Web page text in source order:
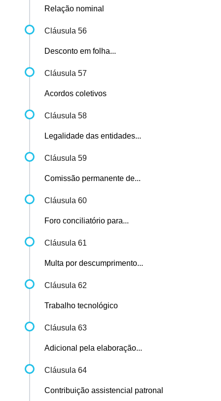
Relação nominal
Cláusula 56
Desconto em folha...
Cláusula 57
Acordos coletivos
Cláusula 58
Legalidade das entidades...
Cláusula 59
Comissão permanente de...
Cláusula 60
Foro conciliatório para...
Cláusula 61
Multa por descumprimento...
Cláusula 62
Trabalho tecnológico
Cláusula 63
Adicional pela elaboração...
Cláusula 64
Contribuição assistencial patronal